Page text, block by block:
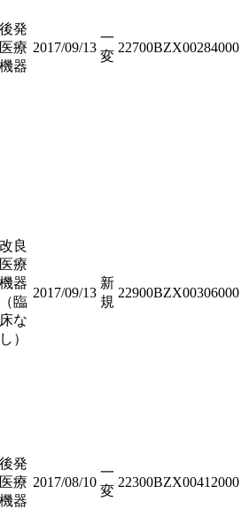
後発
医療
機器
2017/09/13
一
変
22700BZX00284000
改良
医療
機器
（臨
床な
し）
2017/09/13
新
規
22900BZX00306000
後発
医療
機器
2017/08/10
一
変
22300BZX00412000